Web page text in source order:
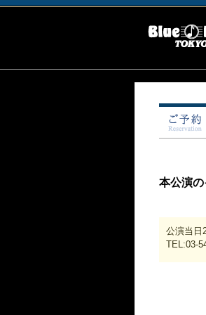
本公演
公演当日
TEL:03-